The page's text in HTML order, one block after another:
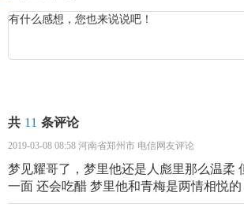
2018年4月，与王莎莎搭档主演美食
你，如此美丽》改编、由曾国祥执导的
你》中饰演陈念的同班同学李想，班级
线，张耀在剧中饰演李渔。
2019年，主演根据紫微流年同名小
《一寸相思》，并在剧中饰演少年隐士左
共 11 条评论
2019-03-08 08:58 河南省郑州市 电信网友评论
梦见耀哥了，梦里他还是人彪里那么温柔
一面 还会吃醋 梦里他和青梅是两情相悦的